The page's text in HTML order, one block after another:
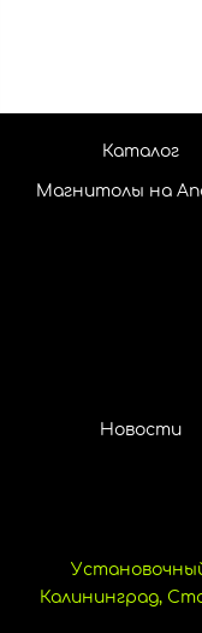
Каталог
Магнитолы на
Новости
Калининград,